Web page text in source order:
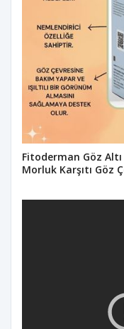
Fitoderman Göz
Morluk Karşıtı Göz